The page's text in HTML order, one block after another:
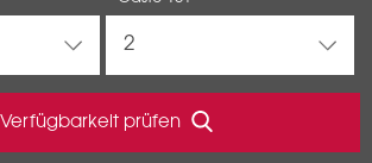
2
Verfügbarkeit prüfen